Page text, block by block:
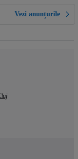
Vezi anunțurile